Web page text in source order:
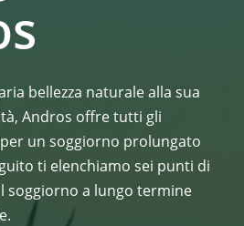
bellezza naturale alla sua
Andros offre tutti gli
un soggiorno prolungato
ti elenchiamo sei punti di
soggiorno a lungo termine